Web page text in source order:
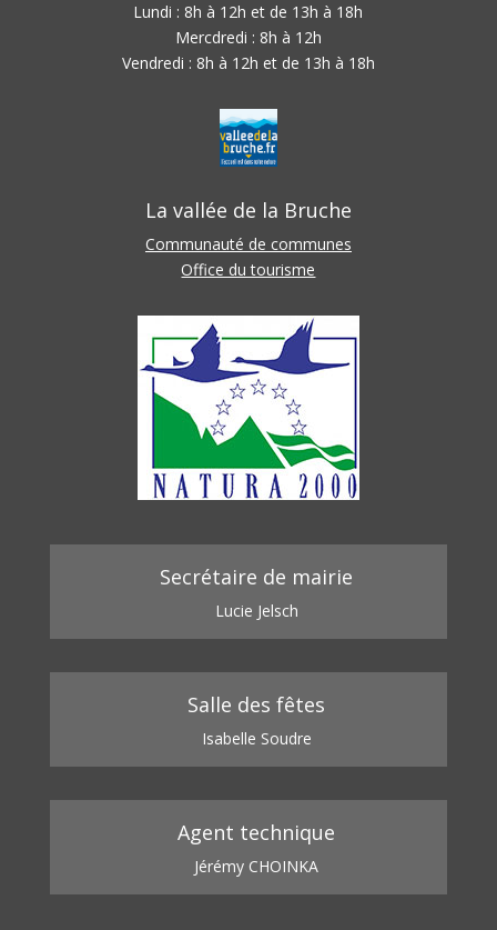
Lundi : 8h à 12h et de 13h à 18h
Mercdredi : 8h à 12h
Vendredi : 8h à 12h et de 13h à 18h
La vallée de la Bruche
Communauté de communes
Office du tourisme
Secrétaire de mairie
Lucie Jelsch
Salle des fêtes
Isabelle Soudre
Agent technique
Jérémy CHOINKA